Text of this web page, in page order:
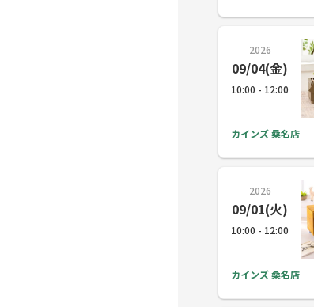
2026
09/04(金)
10:00 - 12:00
カインズ 桑名店
2026
09/01(火)
10:00 - 12:00
カインズ 桑名店